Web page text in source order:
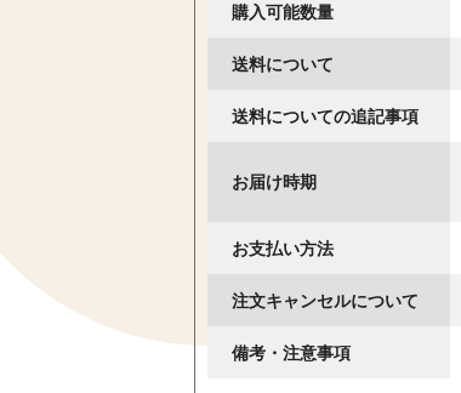
購入可能数量
送料について
送料についての追記事項
お届け時期
お支払い方法
注文キャンセルについて
備考・注意事項